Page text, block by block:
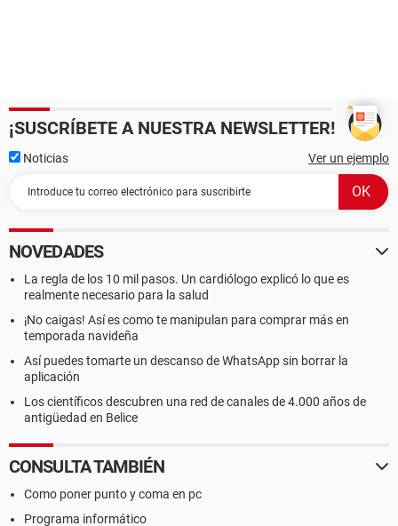
¡SUSCRÍBETE A NUESTRA NEWSLETTER!
Noticias Ver un ejemplo
NOVEDADES
La regla de los 10 mil pasos. Un cardiólogo explicó lo que es
realmente necesario para la salud
¡No caigas! Así es como te manipulan para comprar más en
temporada navideña
Así puedes tomarte un descanso de WhatsApp sin borrar la
aplicación
Los científicos descubren una red de canales de 4.000 años de
antigüedad en Belice
CONSULTA TAMBIÉN
Como poner punto y coma en pc
Programa informático